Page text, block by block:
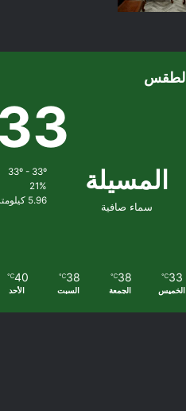
الطقس
المسيلة
سماء صافية
33º - 33º
21%
5.96 كيلومتر/ساعة
33
℃
الخميس
38
℃
الجمعة
38
℃
السبت
40
℃
الأحد